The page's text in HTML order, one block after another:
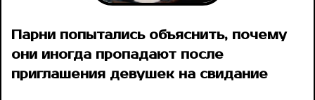
Парни попытались объяснить, почему
они иногда пропадают после
приглашения девушек на свидание